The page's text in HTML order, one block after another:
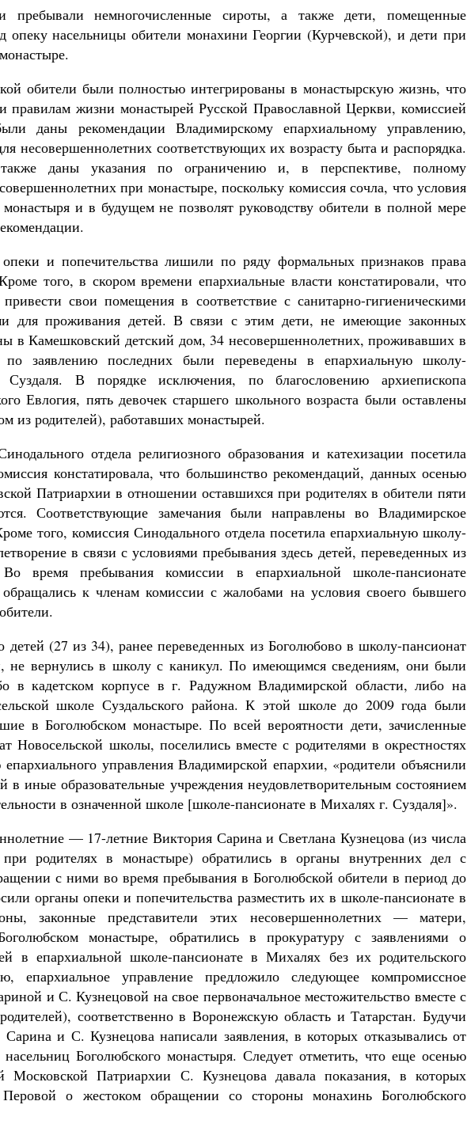
немногочисленные сироты, а также дети, помещенные
опеку насельницы обители монахини Георгии (Курчевской), и дети при
обители были полностью интегрированы в монастырскую жизнь, что
правилам жизни монастырей Русской Православной Церкви, комиссией
даны рекомендации Владимирскому епархиальному управлению,
несовершеннолетних соответствующих их возрасту быта и распорядка.
даны указания по ограничению и, в перспективе, полному
при монастыре, поскольку комиссия сочла, что условия
и в будущем не позволят руководству обители в полной мере
и попечительства лишили по ряду формальных признаков права
того, в скором времени епархиальные власти констатировали, что
свои помещения в соответствие с санитарно-гигиеническими
для проживания детей. В связи с этим дети, не имеющие законных
в Камешковский детский дом, 34 несовершеннолетних, проживавших в
по заявлению последних были переведены в епархиальную школу-
В порядке исключения, по благословению архиепископа
Евлогия, пять девочек старшего школьного возраста были оставлены
из родителей), работавших монастырей.
отдела религиозного образования и катехизации посетила
констатировала, что большинство рекомендаций, данных осенью
Патриархии в отношении оставшихся при родителях в обители пяти
Соответствующие замечания были направлены во Владимирское
того, комиссия Синодального отдела посетила епархиальную школу-
в связи с условиями пребывания здесь детей, переведенных из
время пребывания комиссии в епархиальной школе-пансионате
к членам комиссии с жалобами на условия своего бывшего
(27 из 34), ранее переведенных из Боголюбово в школу-пансионат
не вернулись в школу с каникул. По имеющимся сведениям, они были
в кадетском корпусе в г. Радужном Владимирской области, либо на
школе Суздальского района. К этой школе до 2009 года были
в Боголюбском монастыре. По всей вероятности дети, зачисленные
Новосельской школы, поселились вместе с родителями в окрестностях
управления Владимирской епархии, «родители объяснили
в иные образовательные учреждения неудовлетворительным состоянием
в означенной школе [школе-пансионате в Михалях г. Суздаля]».
— 17-летние Виктория Сарина и Светлана Кузнецова (из числа
родителях в монастыре) обратились в органы внутренних дел с
с ними во время пребывания в Боголюбской обители в период до
органы опеки и попечительства разместить их в школе-пансионате в
законные представители этих несовершеннолетних — матери,
монастыре, обратились в прокуратуру с заявлениями о
в епархиальной школе-пансионате в Михалях без их родительского
епархиальное управление предложило следующее компромиссное
и С. Кузнецовой на свое первоначальное местожительство вместе с
соответственно в Воронежскую область и Татарстан. Будучи
и С. Кузнецова написали заявления, в которых отказывались от
Боголюбского монастыря. Следует отметить, что еще осенью
Московской Патриархии С. Кузнецова давала показания, в которых
Перовой о жестоком обращении со стороны монахинь Боголюбского